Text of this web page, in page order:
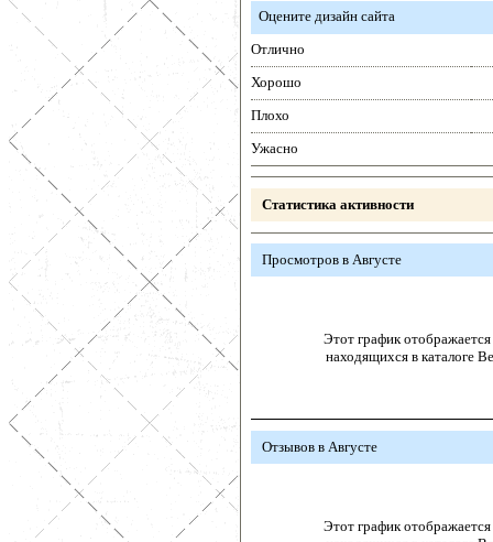
Оцените дизайн сайта
Отлично
Хорошо
Плохо
Ужасно
Статистика активности
Просмотров в Августе
Этот график отображается
находящихся в каталоге
Отзывов в Августе
Этот график отображается